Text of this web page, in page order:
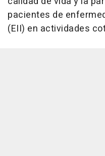
pacientes de
(EII) en actividades